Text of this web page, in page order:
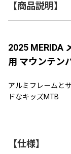
【商品説明】
2025 MERIDA
用 マウンテン
アルミフレームと
ドなキッズMTB
【仕様】